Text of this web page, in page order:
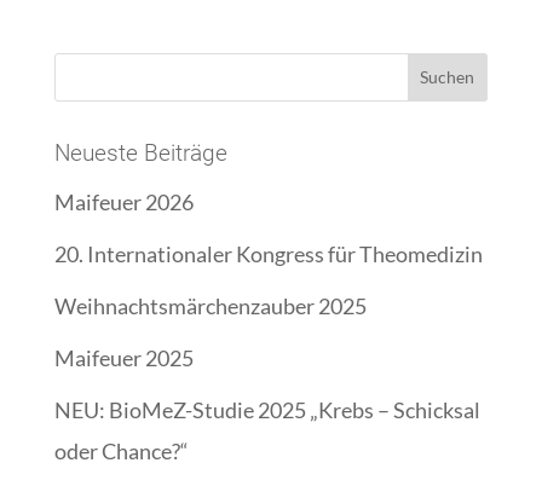
Neueste Beiträge
Maifeuer 2026
20. Internationaler Kongress für Theomedizin
Weihnachtsmärchenzauber 2025
Maifeuer 2025
NEU: BioMeZ-Studie 2025 „Krebs – Schicksal
oder Chance?“